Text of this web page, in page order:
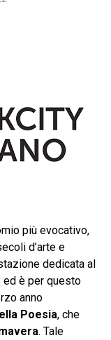
più evocativo,
d’arte e
dedicata al
ed è per questo
anno
Poesia, che
. Tale